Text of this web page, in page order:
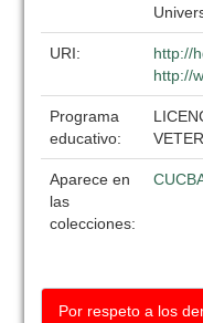
URI:
http://
http://
Programa
educativo:
Aparece en
las
colecciones:
Por respeto a los